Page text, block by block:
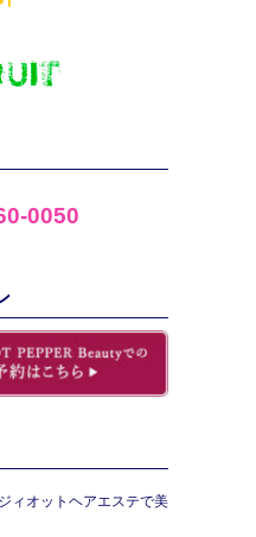
0050
ィオットヘアエステで美